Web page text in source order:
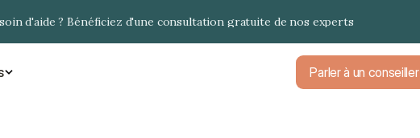
d'aide ? Bénéficiez d'une consultation gratuite de nos experts
Parler à un conseiller